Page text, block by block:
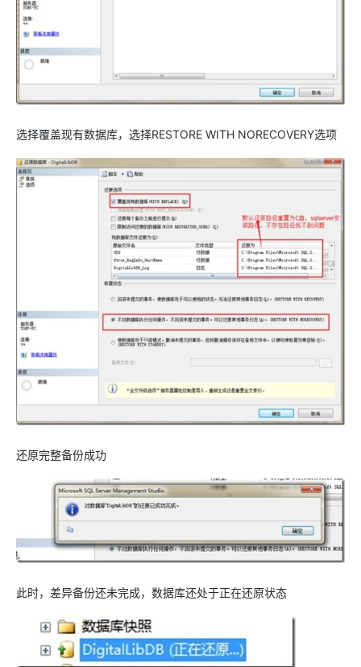
选择覆盖现有数据库，选择RESTORE WITH NORECOVERY选项
还原完整备份成功
此时，差异备份还未完成，数据库还处于正在还原状态